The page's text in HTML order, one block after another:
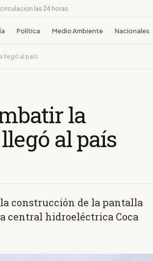
circulacion las 24 horas
Política Medio Ambiente Nacionales
llegó al país
la
al país
construcción de la pantalla
central hidroeléctrica Coca